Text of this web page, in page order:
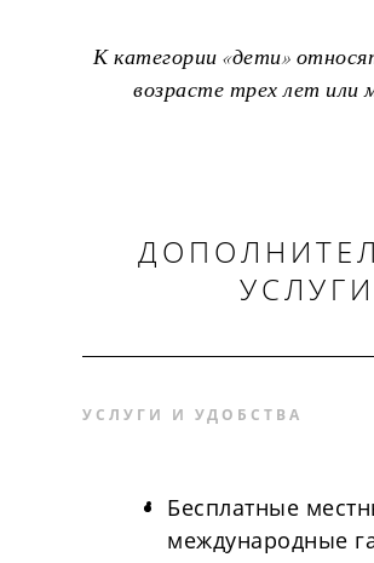
К категории «дети»
возрасте трех лет или
УСЛУГИ
УСЛУГИ И УДОБСТВА
Бесплатные
международные